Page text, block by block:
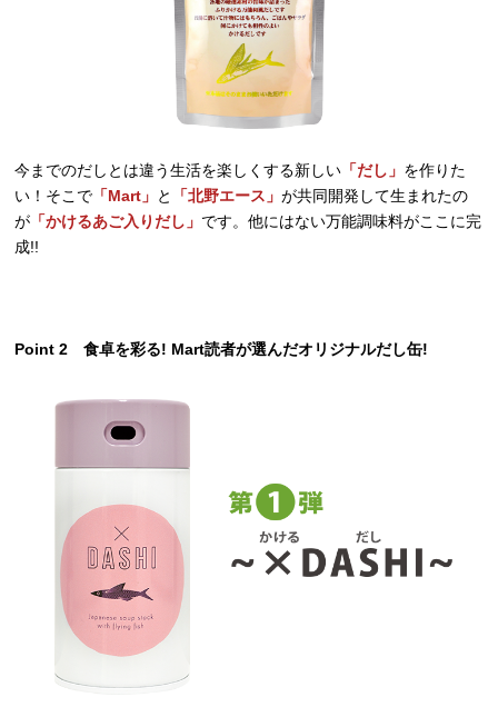
今までのだしとは違う生活を楽しくする新しい 「だし」 を作りた
い！そこで 「Mart」 と 「北野エース」が共同開発して生まれたの
が 「かけるあご入りだし」 です。他にはない万能調味料がここに完
成!!
Point 2 食卓を彩る! Mart読者が選んだオリジナルだし缶!